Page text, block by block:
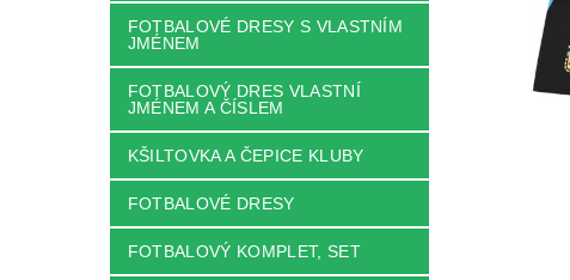
FOTBALOVÉ DRESY S VLASTNÍM
JMÉNEM
FOTBALOVÝ DRES VLASTNÍ
JMÉNEM A ČÍSLEM
KŠILTOVKA A ČEPICE KLUBY
FOTBALOVÉ DRESY
FOTBALOVÝ KOMPLET, SET